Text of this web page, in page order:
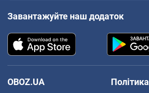
Завантажуйте наш додаток
OBOZ.UA
Політика